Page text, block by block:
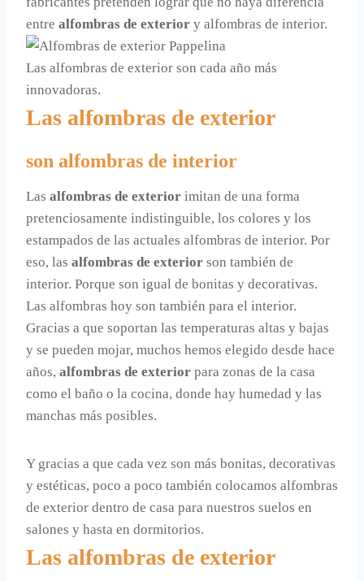
entre alfombras de exterior y alfombras de interior.
Las alfombras de exterior son cada año más
innovadoras.
Las alfombras de exterior
son alfombras de interior
Las alfombras de exterior imitan de una forma
pretenciosamente indistinguible, los colores y los
estampados de las actuales alfombras de interior. Por
eso, las alfombras de exterior son también de
interior. Porque son igual de bonitas y decorativas.
Las alfombras hoy son también para el interior.
Gracias a que soportan las temperaturas altas y bajas
y se pueden mojar, muchos hemos elegido desde hace
años, alfombras de exterior para zonas de la casa
como el baño o la cocina, donde hay humedad y las
manchas más posibles.
Y gracias a que cada vez son más bonitas, decorativas
y estéticas, poco a poco también colocamos alfombras
de exterior dentro de casa para nuestros suelos en
salones y hasta en dormitorios.
Las alfombras de exterior